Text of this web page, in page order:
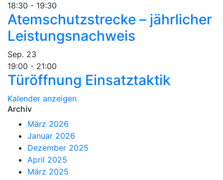
18:30 - 19:30
Atemschutzstrecke – jährlicher
Leistungsnachweis
Sep. 23
19:00 - 21:00
Türöffnung Einsatztaktik
Kalender anzeigen
Archiv
März 2026
Januar 2026
Dezember 2025
April 2025
März 2025